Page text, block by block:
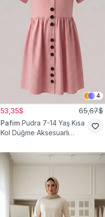
4
53,35$ 65,67$
Pafim Pudra 7-14 Yaş Kısa
Kol Düğme Aksesuarlı